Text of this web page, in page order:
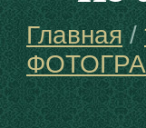
Главная/